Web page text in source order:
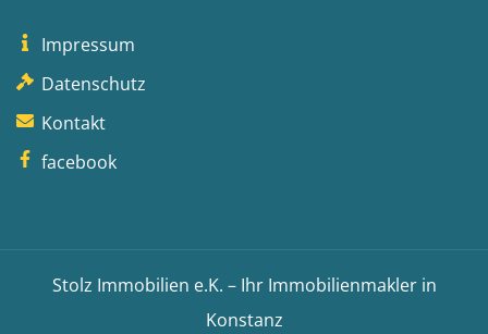
Impressum
Datenschutz
Kontakt
facebook
Stolz Immobilien e.K. – Ihr Immobilienmakler in
Konstanz